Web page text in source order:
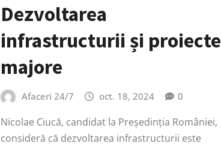
Dezvoltarea
infrastructurii și proiecte
majore
Afaceri 24/7 oct. 18, 2024 0
Nicolae Ciucă, candidat la Președinția României,
consideră că dezvoltarea infrastructurii este